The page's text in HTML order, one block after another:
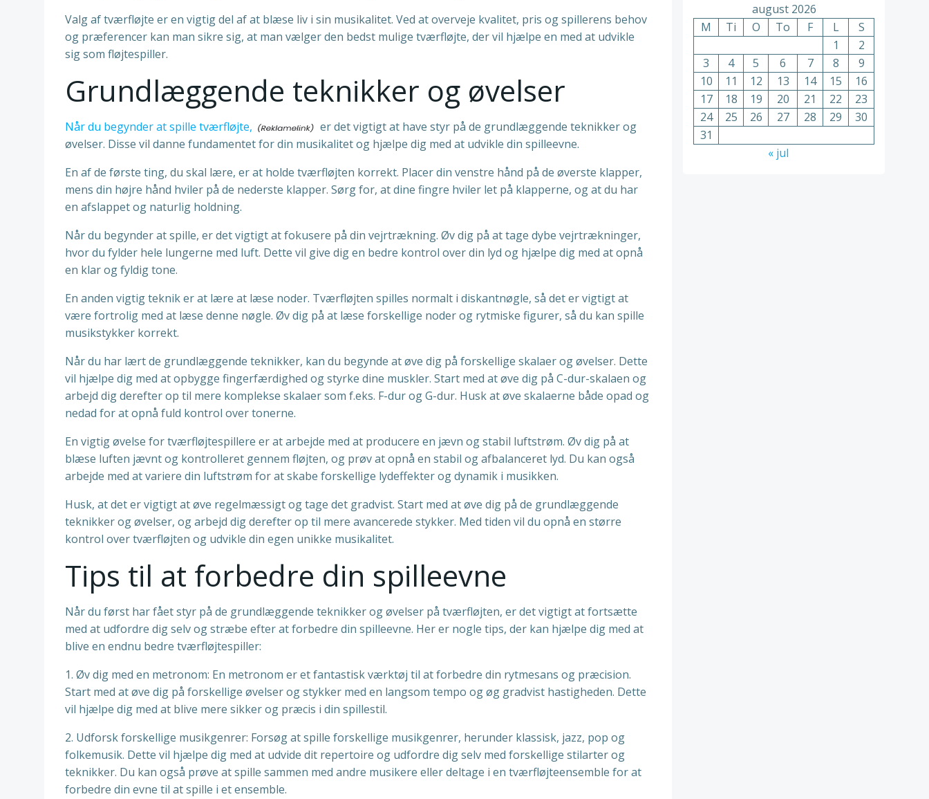
Valg af tværfløjte er en vigtig del af at blæse liv i sin musikalitet. Ved at overveje kvalitet, pris og spillerens behov
og præferencer kan man sikre sig, at man vælger den bedst mulige tværfløjte, der vil hjælpe en med at udvikle
sig som fløjtespiller.
Grundlæggende teknikker og øvelser
Når du begynder at spille tværfløjte,
er det vigtigt at have styr på de grundlæggende teknikker og
øvelser. Disse vil danne fundamentet for din musikalitet og hjælpe dig med at udvikle din spilleevne.
En af de første ting, du skal lære, er at holde tværfløjten korrekt. Placer din venstre hånd på de øverste klapper,
mens din højre hånd hviler på de nederste klapper. Sørg for, at dine fingre hviler let på klapperne, og at du har
en afslappet og naturlig holdning.
Når du begynder at spille, er det vigtigt at fokusere på din vejrtrækning. Øv dig på at tage dybe vejrtrækninger,
hvor du fylder hele lungerne med luft. Dette vil give dig en bedre kontrol over din lyd og hjælpe dig med at opnå
en klar og fyldig tone.
En anden vigtig teknik er at lære at læse noder. Tværfløjten spilles normalt i diskantnøgle, så det er vigtigt at
være fortrolig med at læse denne nøgle. Øv dig på at læse forskellige noder og rytmiske figurer, så du kan spille
musikstykker korrekt.
Når du har lært de grundlæggende teknikker, kan du begynde at øve dig på forskellige skalaer og øvelser. Dette
vil hjælpe dig med at opbygge fingerfærdighed og styrke dine muskler. Start med at øve dig på C-dur-skalaen og
arbejd dig derefter op til mere komplekse skalaer som f.eks. F-dur og G-dur. Husk at øve skalaerne både opad og
nedad for at opnå fuld kontrol over tonerne.
En vigtig øvelse for tværfløjtespillere er at arbejde med at producere en jævn og stabil luftstrøm. Øv dig på at
blæse luften jævnt og kontrolleret gennem fløjten, og prøv at opnå en stabil og afbalanceret lyd. Du kan også
arbejde med at variere din luftstrøm for at skabe forskellige lydeffekter og dynamik i musikken.
Husk, at det er vigtigt at øve regelmæssigt og tage det gradvist. Start med at øve dig på de grundlæggende
teknikker og øvelser, og arbejd dig derefter op til mere avancerede stykker. Med tiden vil du opnå en større
kontrol over tværfløjten og udvikle din egen unikke musikalitet.
Tips til at forbedre din spilleevne
Når du først har fået styr på de grundlæggende teknikker og øvelser på tværfløjten, er det vigtigt at fortsætte
med at udfordre dig selv og stræbe efter at forbedre din spilleevne. Her er nogle tips, der kan hjælpe dig med at
blive en endnu bedre tværfløjtespiller:
1. Øv dig med en metronom: En metronom er et fantastisk værktøj til at forbedre din rytmesans og præcision.
Start med at øve dig på forskellige øvelser og stykker med en langsom tempo og øg gradvist hastigheden. Dette
vil hjælpe dig med at blive mere sikker og præcis i din spillestil.
2. Udforsk forskellige musikgenrer: Forsøg at spille forskellige musikgenrer, herunder klassisk, jazz, pop og
folkemusik. Dette vil hjælpe dig med at udvide dit repertoire og udfordre dig selv med forskellige stilarter og
teknikker. Du kan også prøve at spille sammen med andre musikere eller deltage i en tværfløjteensemble for at
forbedre din evne til at spille i et ensemble.
august 2026
M
Ti O To F L
S
1
2
3
4 5 6 7 8
9
10
11 12 13 14 15
16
17
18 19 20 21 22
23
24
25 26 27 28 29
30
31
« jul